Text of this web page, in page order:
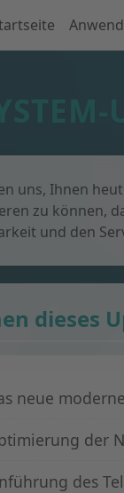
uns, Ihnen
zu können,
und den
dieses
neue
der
des